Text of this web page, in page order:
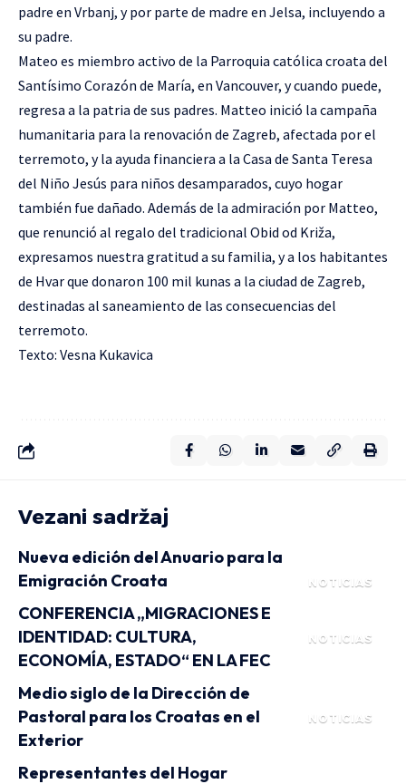
padre en Vrbanj, y por parte de madre en Jelsa, incluyendo a
su padre.
Mateo es miembro activo de la Parroquia católica croata del
Santísimo Corazón de María, en Vancouver, y cuando puede,
regresa a la patria de sus padres. Matteo inició la campaña
humanitaria para la renovación de Zagreb, afectada por el
terremoto, y la ayuda financiera a la Casa de Santa Teresa
del Niño Jesús para niños desamparados, cuyo hogar
también fue dañado. Además de la admiración por Matteo,
que renunció al regalo del tradicional Obid od Križa,
expresamos nuestra gratitud a su familia, y a los habitantes
de Hvar que donaron 100 mil kunas a la ciudad de Zagreb,
destinadas al saneamiento de las consecuencias del
terremoto.
Texto: Vesna Kukavica
Vezani sadržaj
NOTICIAS
Nueva edición del Anuario para la
Emigración Croata
NOTICIAS
CONFERENCIA „MIGRACIONES E
IDENTIDAD: CULTURA,
ECONOMÍA, ESTADO“ EN LA FEC
NOTICIAS
Medio siglo de la Dirección de
Pastoral para los Croatas en el
Exterior
Representantes del Hogar